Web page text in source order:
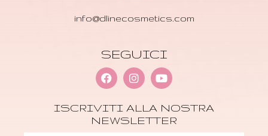
info@dlinecosmetics.com
SEGUICI
ISCRIVITI ALLA NOSTRA
NEWSLETTER